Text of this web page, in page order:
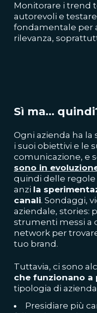
Monitorare i trend
autorevoli e
fondamentale per
rilevanza,
Sì ma...
Ogni azienda ha la
i suoi obiettivi e le
comunicazione, e
sono in
quindi delle regole
anzi la
canali. Sondaggi,
aziendale, stories:
strumenti messi a
network per
tuo brand.
Tuttavia, ci sono
che funzionano a
tipologia di
Presidiare più